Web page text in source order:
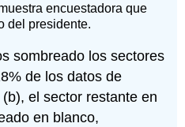
encuestadora que
del presidente.
sombreado los sectores
de los datos de
el sector restante en
en blanco,